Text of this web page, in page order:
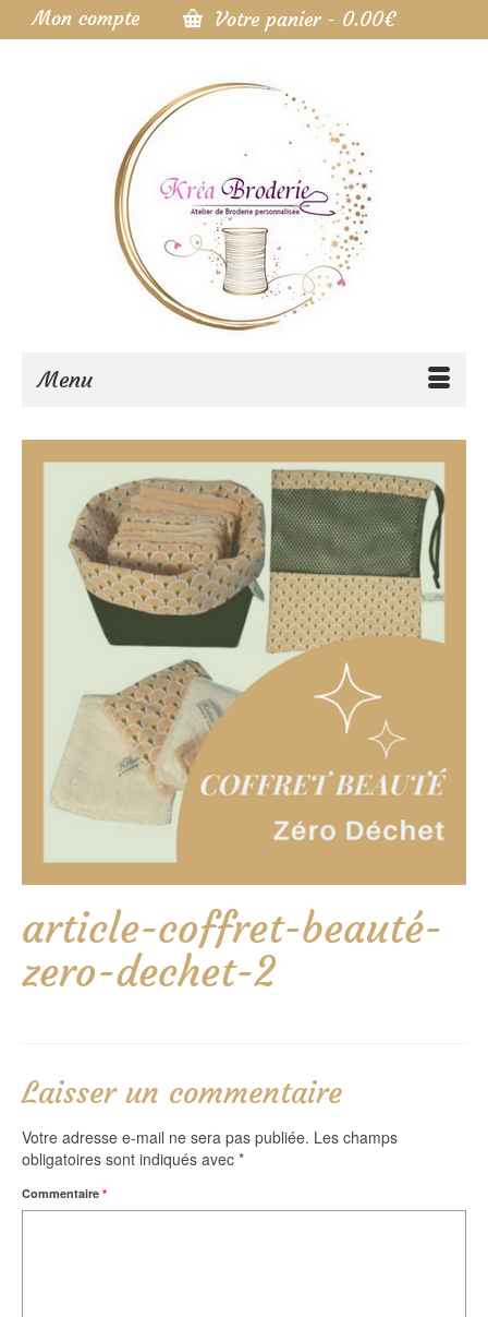
Mon compte Votre panier - 0.00€
Menu
article-coffret-beauté-
zero-dechet-2
Laisser un commentaire
Votre adresse e-mail ne sera pas publiée. Les champs
obligatoires sont indiqués avec *
Commentaire *